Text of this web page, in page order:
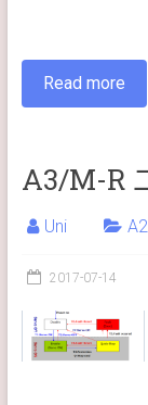
Read more
A3/M-R
Uni
2017-07-14